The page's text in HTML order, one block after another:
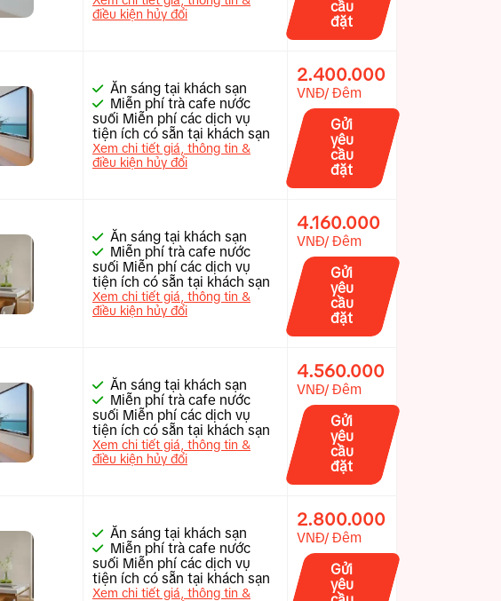
điều kiện hủy đổi
cầu
đặt
Ăn sáng tại khách sạn
Miễn phí trà cafe nước
suối Miễn phí các dịch vụ
tiện ích có sẵn tại khách sạn
Xem chi tiết giá, thông tin &
điều kiện hủy đổi
2.400.000
VNĐ/ Đêm
Gửi
yêu
cầu
đặt
Ăn sáng tại khách sạn
Miễn phí trà cafe nước
suối Miễn phí các dịch vụ
tiện ích có sẵn tại khách sạn
Xem chi tiết giá, thông tin &
điều kiện hủy đổi
4.160.000
VNĐ/ Đêm
Gửi
yêu
cầu
đặt
Ăn sáng tại khách sạn
Miễn phí trà cafe nước
suối Miễn phí các dịch vụ
tiện ích có sẵn tại khách sạn
Xem chi tiết giá, thông tin &
điều kiện hủy đổi
4.560.000
VNĐ/ Đêm
Gửi
yêu
cầu
đặt
Ăn sáng tại khách sạn
Miễn phí trà cafe nước
suối Miễn phí các dịch vụ
tiện ích có sẵn tại khách sạn
Xem chi tiết giá, thông tin &
2.800.000
VNĐ/ Đêm
Gửi
yêu